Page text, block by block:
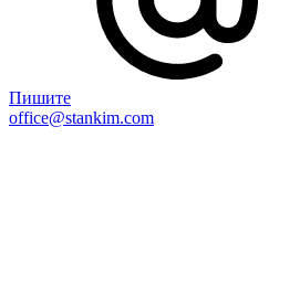
Пишите
office@stankim.com